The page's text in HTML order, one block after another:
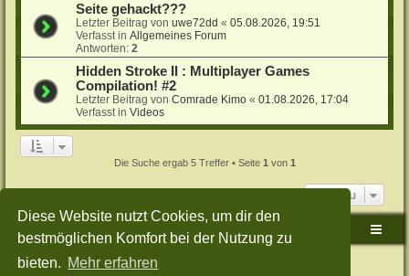
Diese Website nutzt Cookies, um dir den
bestmöglichen Komfort bei der Nutzung zu
bieten. Mehr erfahren
Seite gehackt???
Letzter Beitrag vonuwe72dd «05.08.2026, 19:51
Verfasst inAllgemeines Forum
Antworten:2
Hidden Stroke II : Multiplayer Games
Compilation! #2
Letzter Beitrag vonComrade Kimo «01.08.2026, 17:04
Verfasst inVideos
Die Suche ergab 5 Treffer • Seite 1 von 1
Gehe zu
Sudden-Strike-Maps.de Hauptseite Foren-Übersicht
Powered byphpBB® Forum Software © phpBB Limited